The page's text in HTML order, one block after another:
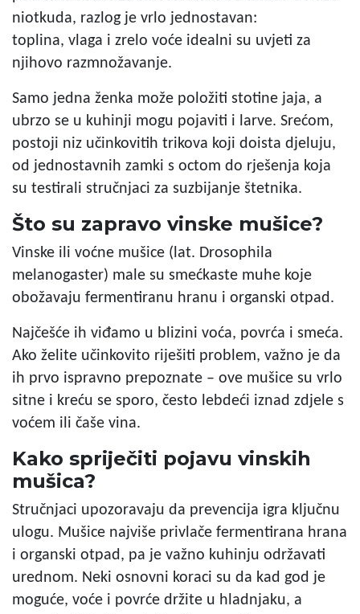
niotkuda, razlog je vrlo jednostavan:
toplina, vlaga i zrelo voće idealni su uvjeti za
njihovo razmnožavanje.
Samo jedna ženka može položiti stotine jaja, a
ubrzo se u kuhinji mogu pojaviti i larve. Srećom,
postoji niz učinkovitih trikova koji doista djeluju,
od jednostavnih zamki s octom do rješenja koja
su testirali stručnjaci za suzbijanje štetnika.
Što su zapravo vinske mušice?
Vinske ili voćne mušice (lat. Drosophila
melanogaster) male su smećkaste muhe koje
obožavaju fermentiranu hranu i organski otpad.
Najčešće ih viđamo u blizini voća, povrća i smeća.
Ako želite učinkovito riješiti problem, važno je da
ih prvo ispravno prepoznate – ove mušice su vrlo
sitne i kreću se sporo, često lebdeći iznad zdjele s
voćem ili čaše vina.
Kako spriječiti pojavu vinskih
mušica?
Stručnjaci upozoravaju da prevencija igra ključnu
ulogu. Mušice najviše privlače fermentirana hrana
i organski otpad, pa je važno kuhinju održavati
urednom. Neki osnovni koraci su da kad god je
moguće, voće i povrće držite u hladnjaku, a